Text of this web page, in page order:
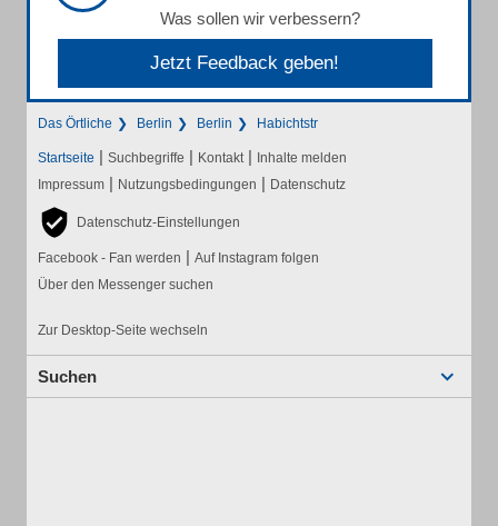
Was sollen wir verbessern?
Jetzt Feedback geben!
Das Örtliche Berlin Berlin Habichtstr
Startseite | Suchbegriffe | Kontakt | Inhalte melden
Impressum | Nutzungsbedingungen | Datenschutz
Datenschutz-Einstellungen
Facebook - Fan werden | Auf Instagram folgen
Über den Messenger suchen
Zur Desktop-Seite wechseln
Suchen